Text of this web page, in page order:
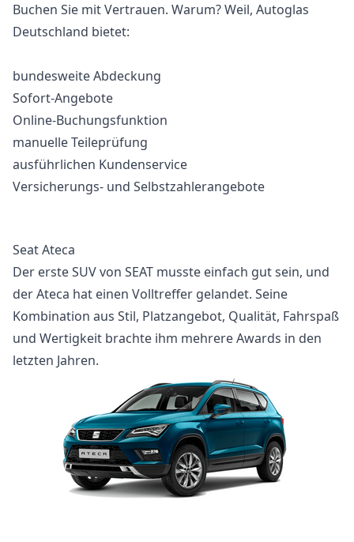
Buchen Sie mit Vertrauen. Warum? Weil, Autoglas
Deutschland bietet:
bundesweite Abdeckung
Sofort-Angebote
Online-Buchungsfunktion
manuelle Teileprüfung
ausführlichen Kundenservice
Versicherungs- und Selbstzahlerangebote
Seat Ateca
Der erste SUV von SEAT musste einfach gut sein, und
der Ateca hat einen Volltreffer gelandet. Seine
Kombination aus Stil, Platzangebot, Qualität, Fahrspaß
und Wertigkeit brachte ihm mehrere Awards in den
letzten Jahren.